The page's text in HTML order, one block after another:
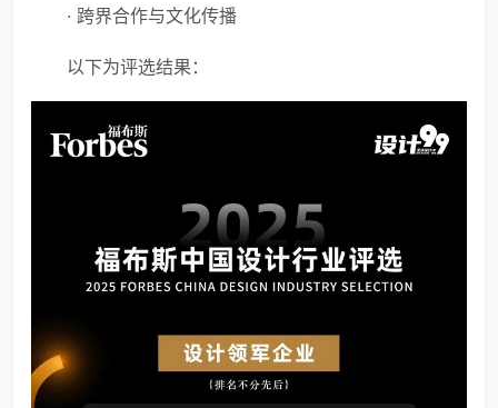
· 跨界合作与文化传播
以下为评选结果：